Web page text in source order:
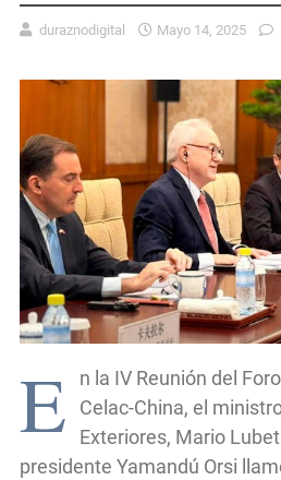
duraznodigital Mayo 14, 2025
E
n la IV Reunión del
Celac-China, el
Exteriores, Mario
presidente Yamandú Orsi